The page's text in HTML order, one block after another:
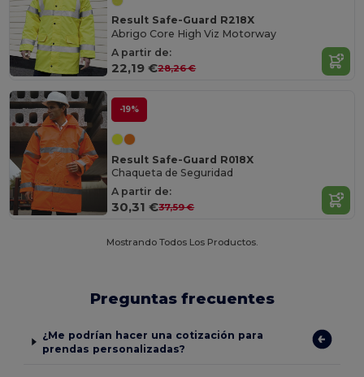
Result Safe-Guard R218X
Abrigo Core High Viz Motorway
A partir de:
22,19 €28,26 €
-19%
Result Safe-Guard R018X
Chaqueta de Seguridad
A partir de:
30,31 €37,59 €
Mostrando Todos Los Productos.
Preguntas frecuentes
¿Me podrían hacer una cotización para
prendas personalizadas?